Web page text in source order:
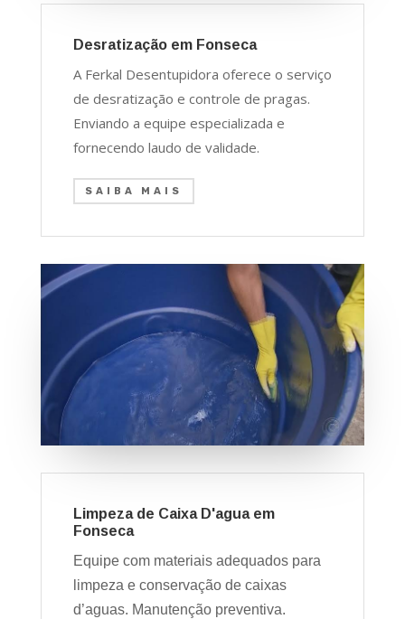
Desratização em Fonseca
A Ferkal Desentupidora oferece o serviço
de desratização e controle de pragas.
Enviando a equipe especializada e
fornecendo laudo de validade.
SAIBA MAIS
Limpeza de Caixa D'agua em
Fonseca
Equipe com materiais adequados para
limpeza e conservação de caixas
d’aguas. Manutenção preventiva.